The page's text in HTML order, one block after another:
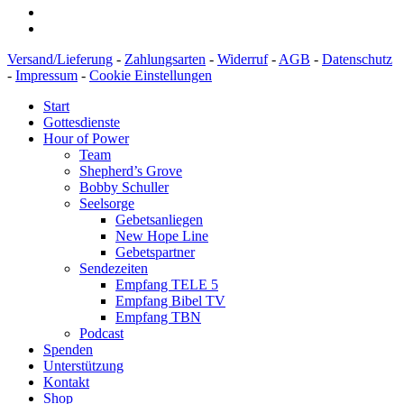
Versand/Lieferung - Zahlungsarten - Widerruf- AGB - Datenschutz
- Impressum - Cookie Einstellungen
Start
Gottesdienste
Hour of Power
Team
Shepherd’s Grove
Bobby Schuller
Seelsorge
Gebetsanliegen
New Hope Line
Gebetspartner
Sendezeiten
Empfang TELE 5
Empfang Bibel TV
Empfang TBN
Podcast
Spenden
Unterstützung
Kontakt
Shop